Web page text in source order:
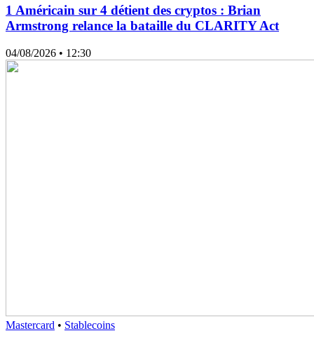
1 Américain sur 4 détient des cryptos : Brian
Armstrong relance la bataille du CLARITY Act
04/08/2026 • 12:30
Mastercard • Stablecoins